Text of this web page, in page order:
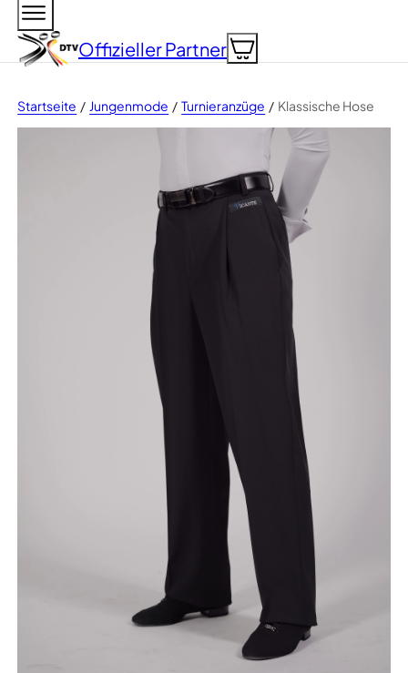
Zum Hauptinhalt springen
OffiziellerPartner
Startseite Jungenmode Turnieranzüge Klassische Hose